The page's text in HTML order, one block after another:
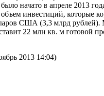
начато в апреле 2013
инвестиций, которые
США (3,3 млрд рублей).
22 млн кв. м готовой
2013 14:04)